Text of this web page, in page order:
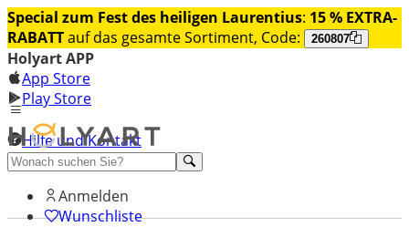
Special zum Fest des heiligen Laurentius: 15 % EXTRA-
RABATTauf das gesamte Sortiment, Code: 260807
Holyart APP
App Store
Play Store
Hilfe und Kontakt
Entdecken Sie Premium
Anmelden
Wunschliste